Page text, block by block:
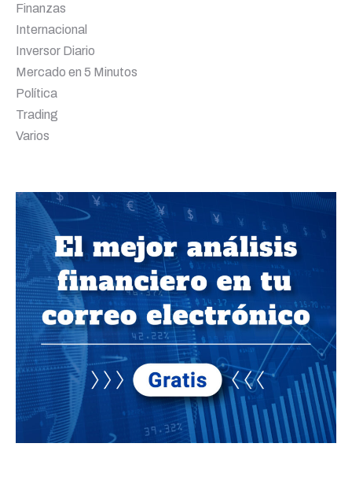
Finanzas
Internacional
Inversor Diario
Mercado en 5 Minutos
Política
Trading
Varios